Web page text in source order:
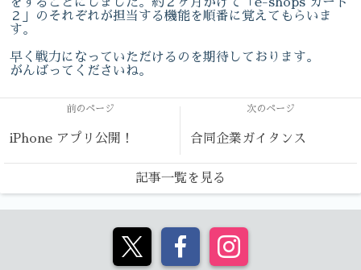
２」のそれぞれが担当する機能を順番に覚えてもらいま
す。
早く戦力になっていただけるのを期待しております。
がんばってくださいね。
前のページ
iPhone アプリ公開！
次のページ
合同企業ガイタンス
記事一覧を見る